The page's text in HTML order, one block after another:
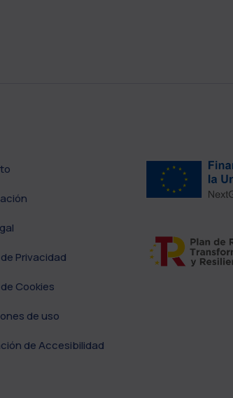
Privacidad
Cookies
de uso
de Accesibilidad